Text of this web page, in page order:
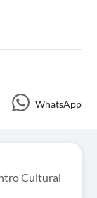
WhatsApp
Cultural